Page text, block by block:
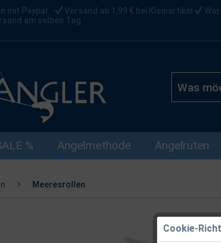
mit Paypal Versand ab 1,99 € bei Kleinartikel
am selben Tag
% Angelmethode Angelruten
Meeresrollen
Cookie-